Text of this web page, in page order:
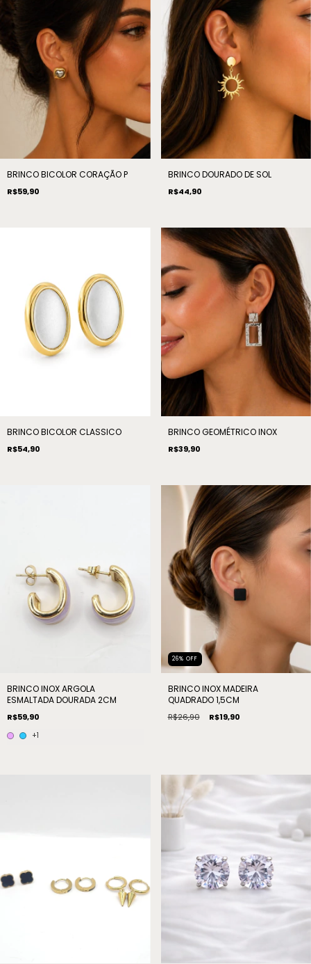
BRINCO BICOLOR CORAÇÃO P
R$59,90
BRINCO DOURADO DE SOL
R$44,90
BRINCO BICOLOR CLASSICO
R$54,90
BRINCO GEOMÉTRICO INOX
R$39,90
BRINCO INOX ARGOLA
ESMALTADA DOURADA 2CM
R$59,90
+1
26% OFF
BRINCO INOX MADEIRA
QUADRADO 1,5CM
R$26,90 R$19,90